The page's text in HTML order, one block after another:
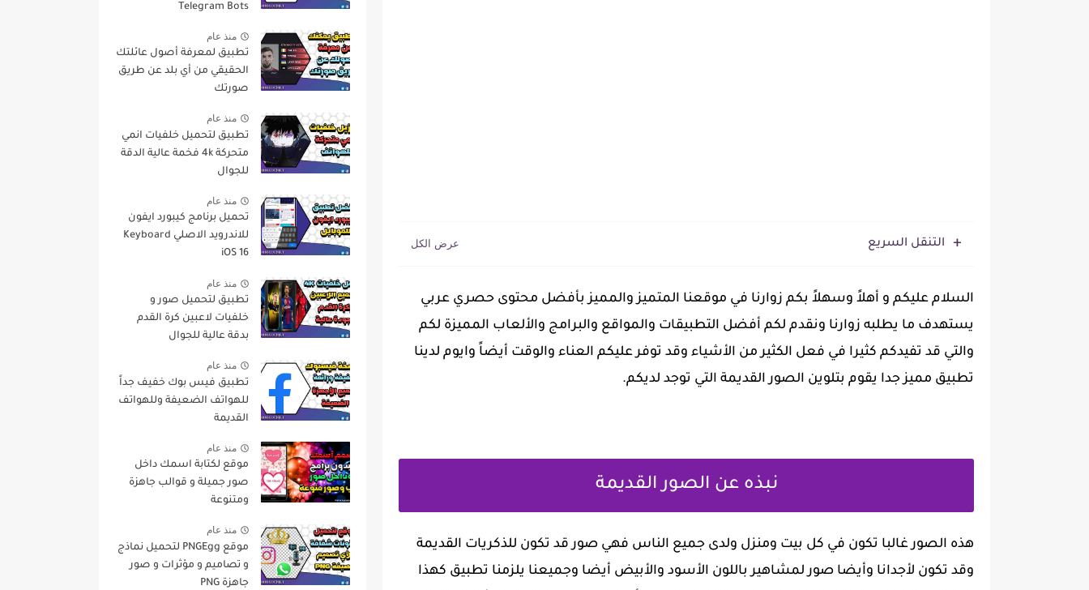
التنقل السريع
السلام عليكم و أهلاً وسهلاً بكم زوارنا في موقعنا المتميز والمميز بأفضل محتوى حصري عربي
يستهدف ما يطلبه زوارنا ونقدم لكم أفضل التطبيقات والمواقع والبرامج والألعاب المميزة لكم
والتي قد تفيدكم كثيرا في فعل الكثير من الأشياء وقد توفر عليكم العناء والوقت أيضاً وايوم لدينا
تطبيق مميز جدا يقوم بتلوين الصور القديمة التي توجد لديكم.
نبذه عن الصور القديمة
هذه الصور غالبا تكون في كل بيت ومنزل ولدى جميع الناس فهي صور قد تكون للذكريات القديمة
وقد تكون لأجدانا وأيضا صور لمشاهير باللون الأسود والأبيض أيضا وجميعنا يلزمنا تطبيق كهذا
Telegram Bots
منذ عام
تطبيق لمعرفة أصول عائلتك
الحقيقي من أي بلد عن طريق
صورتك
منذ عام
تطبيق لتحميل خلفيات انمي
متحركة 4k فخمة عالية الدقة
للجوال
منذ عام
تحميل برنامج كيبورد ايفون
للاندرويد الاصلي Keyboard
iOS 16
منذ عام
تطبيق لتحميل صور و
خلفيات لاعبين كرة القدم
بدقة عالية للجوال
منذ عام
تطبيق فيس بوك خفيف جداً
للهواتف الضعيفة وللهواتف
القديمة
منذ عام
موقع لكتابة اسمك داخل
صور جميلة و قوالب جاهزة
ومتنوعة
منذ عام
موقع PNGEgg لتحميل نماذج
و تصاميم و مؤثرات و صور
جاهزة PNG